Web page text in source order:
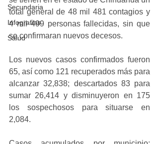
Secundaria
Infografias
Salud
total general de 48 mil 481 contagios y
4 mil 499 personas fallecidas, sin que
se confirmaran nuevos decesos.
Los nuevos casos confirmados fueron
65, así como 121 recuperados más para
alcanzar 32,838; descartados 83 para
sumar 26,414 y disminuyeron en 175
los sospechosos para situarse en
2,084.